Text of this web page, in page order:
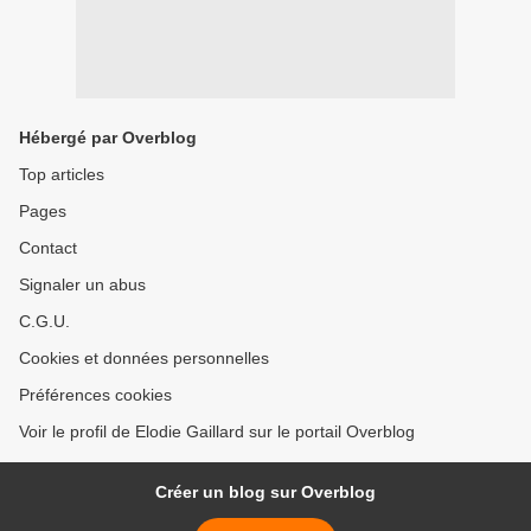
Hébergé par Overblog
Top articles
Pages
Contact
Signaler un abus
C.G.U.
Cookies et données personnelles
Préférences cookies
Voir le profil de Elodie Gaillard sur le portail Overblog
Créer un blog sur Overblog